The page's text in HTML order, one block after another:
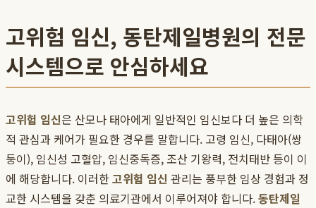
고위험 임신, 동탄제일병원의 전문
시스템으로 안심하세요
고위험 임신은 산모나 태아에게 일반적인 임신보다 더 높은 의학
적 관심과 케어가 필요한 경우를 말합니다. 고령 임신, 다태아(쌍
둥이), 임신성 고혈압, 임신중독증, 조산 기왕력, 전치태반 등이 이
에 해당합니다. 이러한고위험 임신 관리는 풍부한 임상 경험과 정
교한 시스템을 갖춘 의료기관에서 이루어져야 합니다.동탄제일